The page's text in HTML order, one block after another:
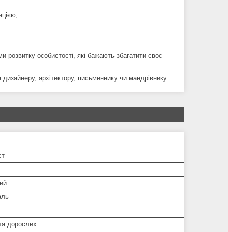
особистості, які бажають збагатити своє
архітектору, письменнику чи мандрівнику.
дорослих